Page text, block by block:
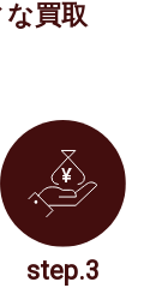
買取
step.3